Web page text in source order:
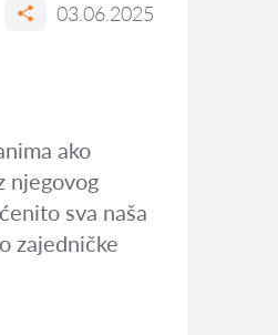
03.06.2025
ako
njegovog
sva naša
zajedničke